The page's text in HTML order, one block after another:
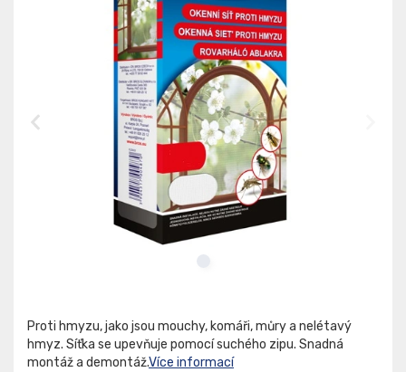
Proti hmyzu, jako jsou mouchy, komáři, můry a nelétavý
hmyz. Síťka se upevňuje pomocí suchého zipu. Snadná
montáž a demontáž.Více informací